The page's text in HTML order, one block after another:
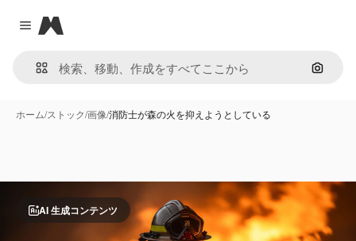
Close menu
Magnific
画像で
ホーム/ストック/画像/消防士が森の火を抑えようとしている
AI 生成コンテンツ